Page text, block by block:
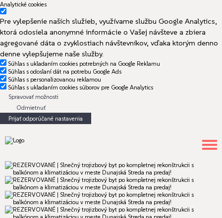
Analytické cookies
Pre vylepšenie naších služieb, využívame službu Google Analytics,
ktorá odosiela anonymné informácie o Vašej návšteve a zbiera
agregované dáta o zvyklostiach návštevníkov, vďaka ktorým denno
denne vylepšujeme naše služby.
Súhlas s ukladaním cookies potrebných na Google Reklamu
Súhlas s odoslaní dát na potrebu Google Ads
Súhlas s personalizovanou reklamou
Súhlas s ukladaním cookies súborov pre Google Analytics
Spravovať možnosti
Odmietnuť
Prijať odporúčané nastavenia